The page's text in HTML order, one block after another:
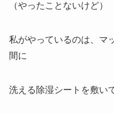
（やったことないけど）
私がやっているのは、マ
間に
洗える除湿シートを敷い